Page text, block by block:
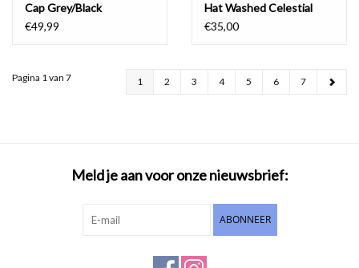
Cap Grey/Black
€49,99
Hat Washed Celestial
Yellow/Medite
€35,00
Pagina 1 van 7 1 2 3 4 5 6 7
Meld je aan voor onze nieuwsbrief:
ABONNEER